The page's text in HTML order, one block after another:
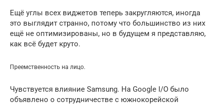
Ещё углы всех виджетов теперь закругляются, иногда
это выглядит странно, потому что большинство из них
ещё не оптимизированы, но в будущем я представляю,
как всё будет круто.
Преемственность на лицо.
Чувствуется влияние Samsung. На Google I/O было
объявлено о сотрудничестве с южнокорейской